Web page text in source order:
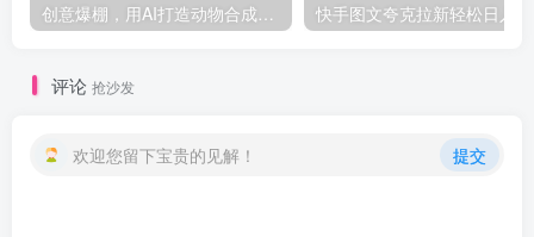
创意爆棚，用AI打造动物合成视频，解锁月入过万新秘籍-品小先项目发源地
评论 抢沙发
欢迎您留下宝贵的见解！ 提交